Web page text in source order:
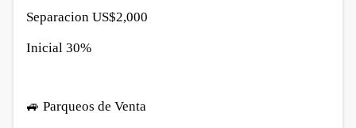
Separacion US$2,000
Inicial 30%
🚙 Parqueos de Venta